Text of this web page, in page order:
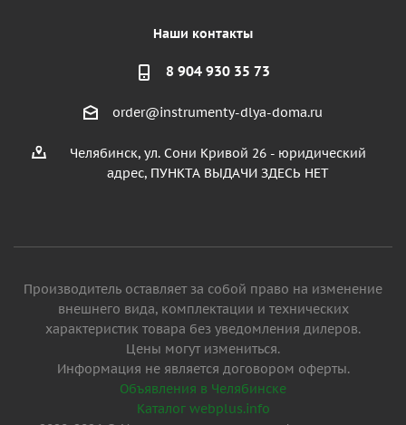
Наши контакты
8 904 930 35 73
order@instrumenty-dlya-doma.ru
Челябинск, ул. Сони Кривой 26 - юридический
адрес, ПУНКТА ВЫДАЧИ ЗДЕСЬ НЕТ
Производитель оставляет за собой право на изменение
внешнего вида, комплектации и технических
характеристик товара без уведомления дилеров.
Цены могут измениться.
Информация не является договором оферты.
Объявления в Челябинске
Каталог webplus.info